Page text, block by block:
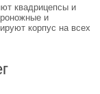
квадрицепсы и
и
корпус на всех